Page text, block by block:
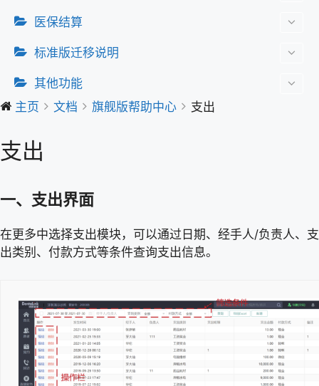
医保结算
标准版迁移说明
其他功能
主页
文档 旗舰版帮助中心 支出
支出
一、支出界面
在更多中选择支出模块，可以通过日期、经手人/负责人、支
出类别、付款方式等条件查询支出信息。